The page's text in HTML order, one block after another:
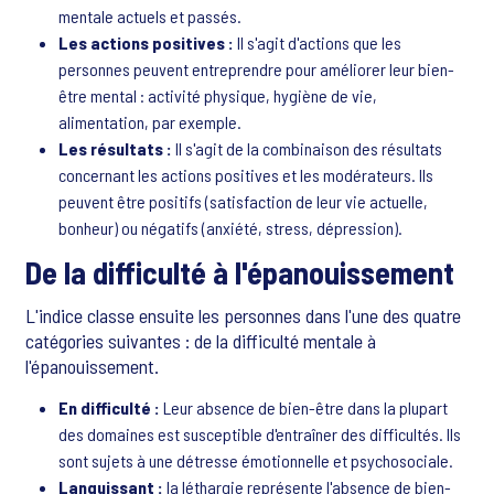
mentale actuels et passés.
Les actions positives : Il s'agit d'actions que les
personnes peuvent entreprendre pour améliorer leur bien-
être mental : activité physique, hygiène de vie,
alimentation, par exemple.
Les résultats : Il s'agit de la combinaison des résultats
concernant les actions positives et les modérateurs. Ils
peuvent être positifs (satisfaction de leur vie actuelle,
bonheur) ou négatifs (anxiété, stress, dépression).
De la difficulté à l'épanouissement
L'indice classe ensuite les personnes dans l'une des quatre
catégories suivantes : de la difficulté mentale à
l'épanouissement.
En difficulté : Leur absence de bien-être dans la plupart
des domaines est susceptible d'entraîner des difficultés. Ils
sont sujets à une détresse émotionnelle et psychosociale.
Languissant : la léthargie représente l'absence de bien-